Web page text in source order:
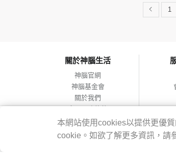
1
關於神腦生活
神腦官網
神腦基金會
關於我們
會員服務條款
隱私權政策
網站導覽
本網站使用cookies以提供更優
cookie。如欲了解更多資訊，請